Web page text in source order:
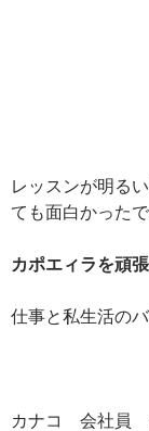
レッスンが明る
ても面白かった
カポエィラを頑
仕事と私生活の
カナコ 会社員